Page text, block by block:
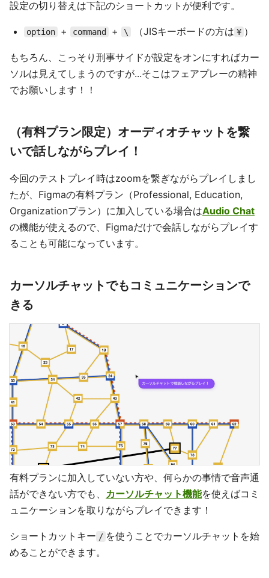
設定の切り替えは下記のショートカットが便利です。
option + command + \ （JISキーボードの方は ¥ ）
もちろん、こっそり刑事サイドが設定をオンにすればカー
ソルは見えてしまうのですが...そこはフェアプレーの精神
でお願いします！！
（有料プラン限定）オーディオチャットを繋
いで話しながらプレイ！
今回のテストプレイ時はzoomを繋ぎながらプレイしまし
たが、Figmaの有料プラン（Professional, Education,
Organizationプラン）に加入している場合はAudio Chat
の機能が使えるので、Figmaだけで会話しながらプレイす
ることも可能になっています。
カーソルチャットでもコミュニケーションで
きる
有料プランに加入していない方や、何らかの事情で音声通
話ができない方でも、 カーソルチャット機能を使えばコミ
ュニケーションを取りながらプレイできます！
ショートカットキー / を使うことでカーソルチャットを始
めることができます。